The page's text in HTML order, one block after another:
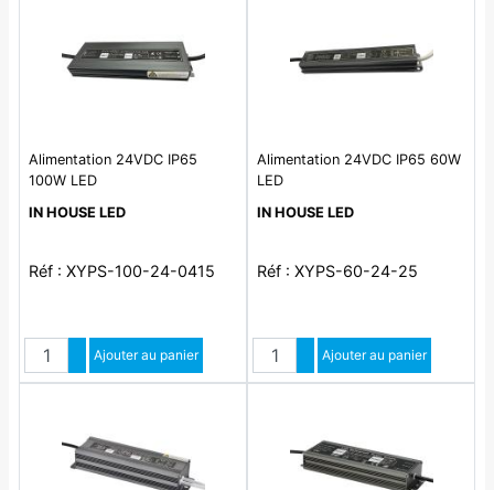
Alimentation 24VDC IP65
100W LED
IN HOUSE LED
Réf : XYPS-100-24-0415
QuantitéAugmenter quantité
Diminuer quantité
Ajouter au panier
Alimentation 24VDC IP65 60W
LED
IN HOUSE LED
Réf : XYPS-60-24-25
QuantitéAugmenter quantité
Diminuer quantité
Ajouter au panier